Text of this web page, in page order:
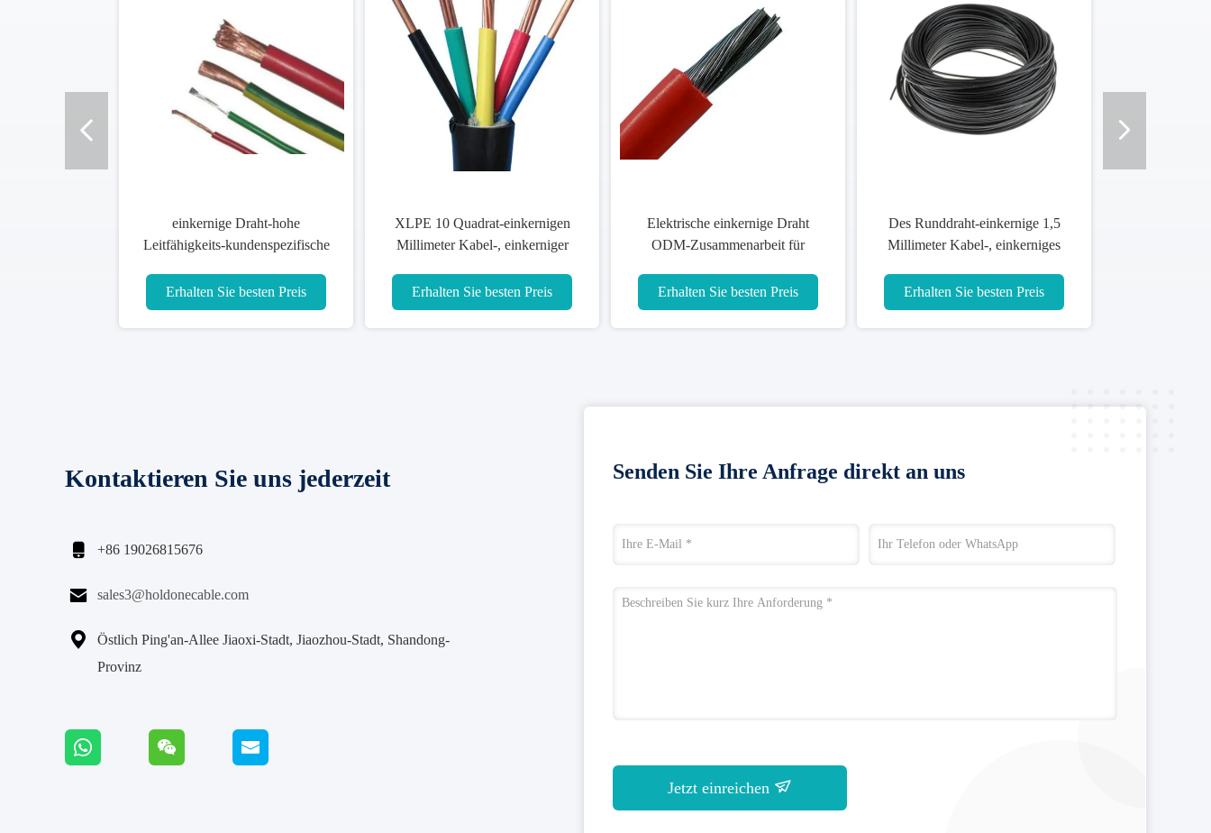
einkernige Draht-hohe
Leitfähigkeits-kundenspezifische
Erhalten Sie besten Preis
XLPE 10 Quadrat-einkernigen
Millimeter Kabel-, einkerniger
Erhalten Sie besten Preis
Elektrische einkernige Draht
ODM-Zusammenarbeit für
Erhalten Sie besten Preis
Des Runddraht-einkernige 1,5
Millimeter Kabel-, einkerniges
Erhalten Sie besten Preis
Kontaktieren Sie uns jederzeit
 +86 19026815676
 sales3@holdonecable.com

Östlich Ping'an-Allee Jiaoxi-Stadt, Jiaozhou-Stadt, Shandong-
Provinz
Senden Sie Ihre Anfrage direkt an uns
Jetzt einreichen